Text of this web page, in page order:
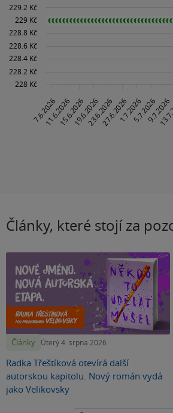
Články, které stojí za
Články Úterý 4. srpna 2026
Radka Třeštíková otevírá další
autorskou kapitolu. Nový román vydá
jako Velikovsky